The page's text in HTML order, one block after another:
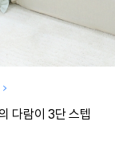
다람이 3단 스텝